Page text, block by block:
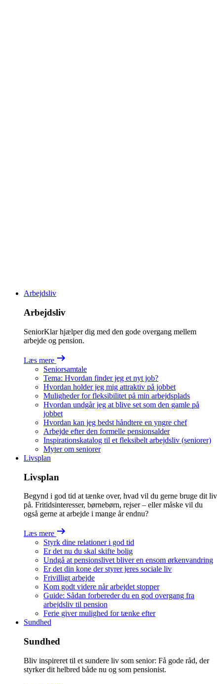
Arbejdsliv
Arbejdsliv
SeniorKlar hjælper dig med den gode overgang mellem
arbejde og pension.
Læs mere
Seniorsamtale
Tema: Hvordan finder jeg et nyt job?
Hvordan holder jeg mig attraktiv på jobbet
Muligheder for fleksibilitet på min arbejdsplads
Hvordan undgår jeg at blive set som den gamle på
jobbet
Hvordan kan jeg bedst håndtere en yngre chef
Arbejde efter den formelle pensionsalder
Inspirationskatalog til et fleksibelt arbejdsliv (seniorer)
Myter om seniorer
Livsplan
Livsplan
Begynd i god tid at tænke over, hvad vil du gerne bruge dit liv
på. Fritidsinteresser, børnebørn, rejser – eller måske vil du
også gerne at arbejde i mange år endnu?
Læs mere
Styrk dine relationer i god tid
Er det nu du skal skifte bolig
Undgå at pensionslivet bliver en ensom ørkenvandring
Er det din kone der styrer jeres sociale liv
Frivilligt arbejde
Kom godt videre når arbejdet stopper
Guide: Sådan forbereder du en god overgang fra
arbejdsliv til pension
Ferie giver mulighed for tænke efter
Sundhed
Sundhed
Bliv inspireret til et sundere liv som senior: Få gode råd, der
styrker dit helbred både nu og som pensionist.